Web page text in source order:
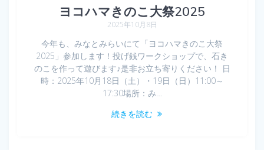
ヨコハマきのこ大祭2025
2025年10月8日
今年も、みなとみらいにて「ヨコハマきのこ大祭
2025」参加します！投げ銭ワークショップで、石き
のこを作って遊びます♪是非お立ち寄りください！ 日
時：2025年10月18日（土）・19日（日）11:00～
17:30場所：み…
続きを読む